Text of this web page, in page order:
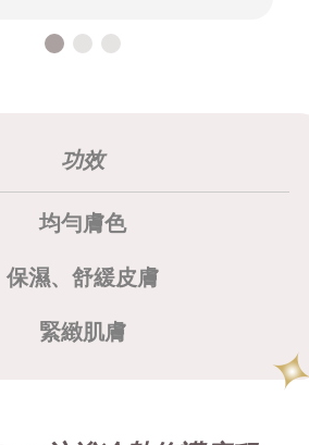
功效
均勻膚色
保濕、舒緩皮膚
緊緻肌膚